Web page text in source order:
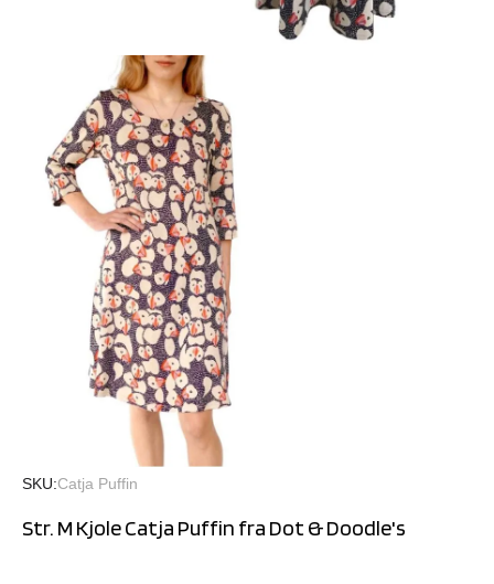
SKU Catja Puffin
Str. M Kjole Catja Puffin fra Dot & Doodle's